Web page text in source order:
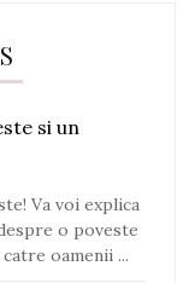
si un
Va voi explica
o poveste
oamenii ...